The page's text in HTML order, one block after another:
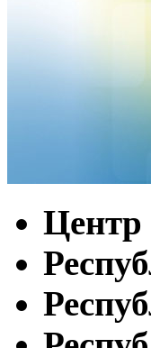
Центр